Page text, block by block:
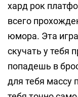
хард рок
всего
юмора. Эта
скучать у тебя
попадешь в
для тебя массу